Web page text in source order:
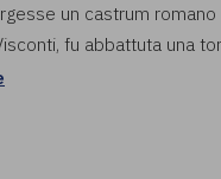
Piano
un castrum
fu abbattuta una